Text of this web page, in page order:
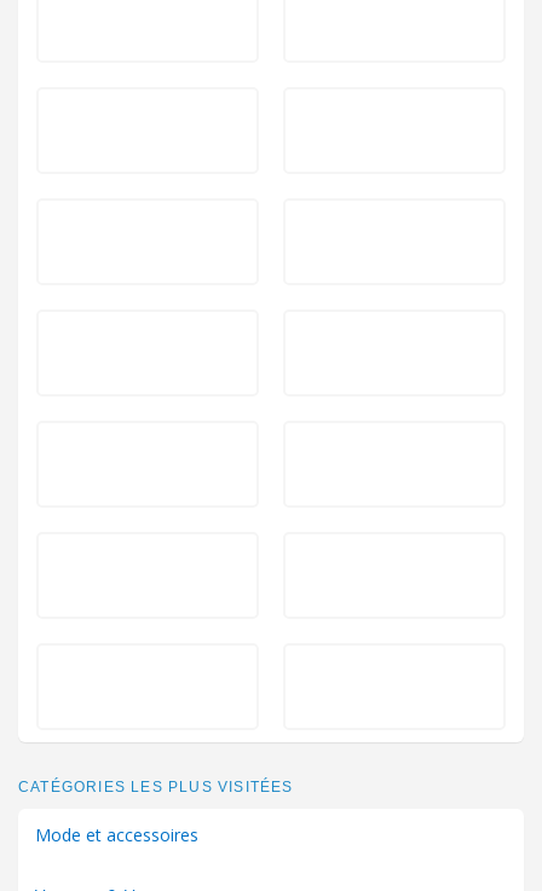
CATÉGORIES LES PLUS VISITÉES
Mode et accessoires